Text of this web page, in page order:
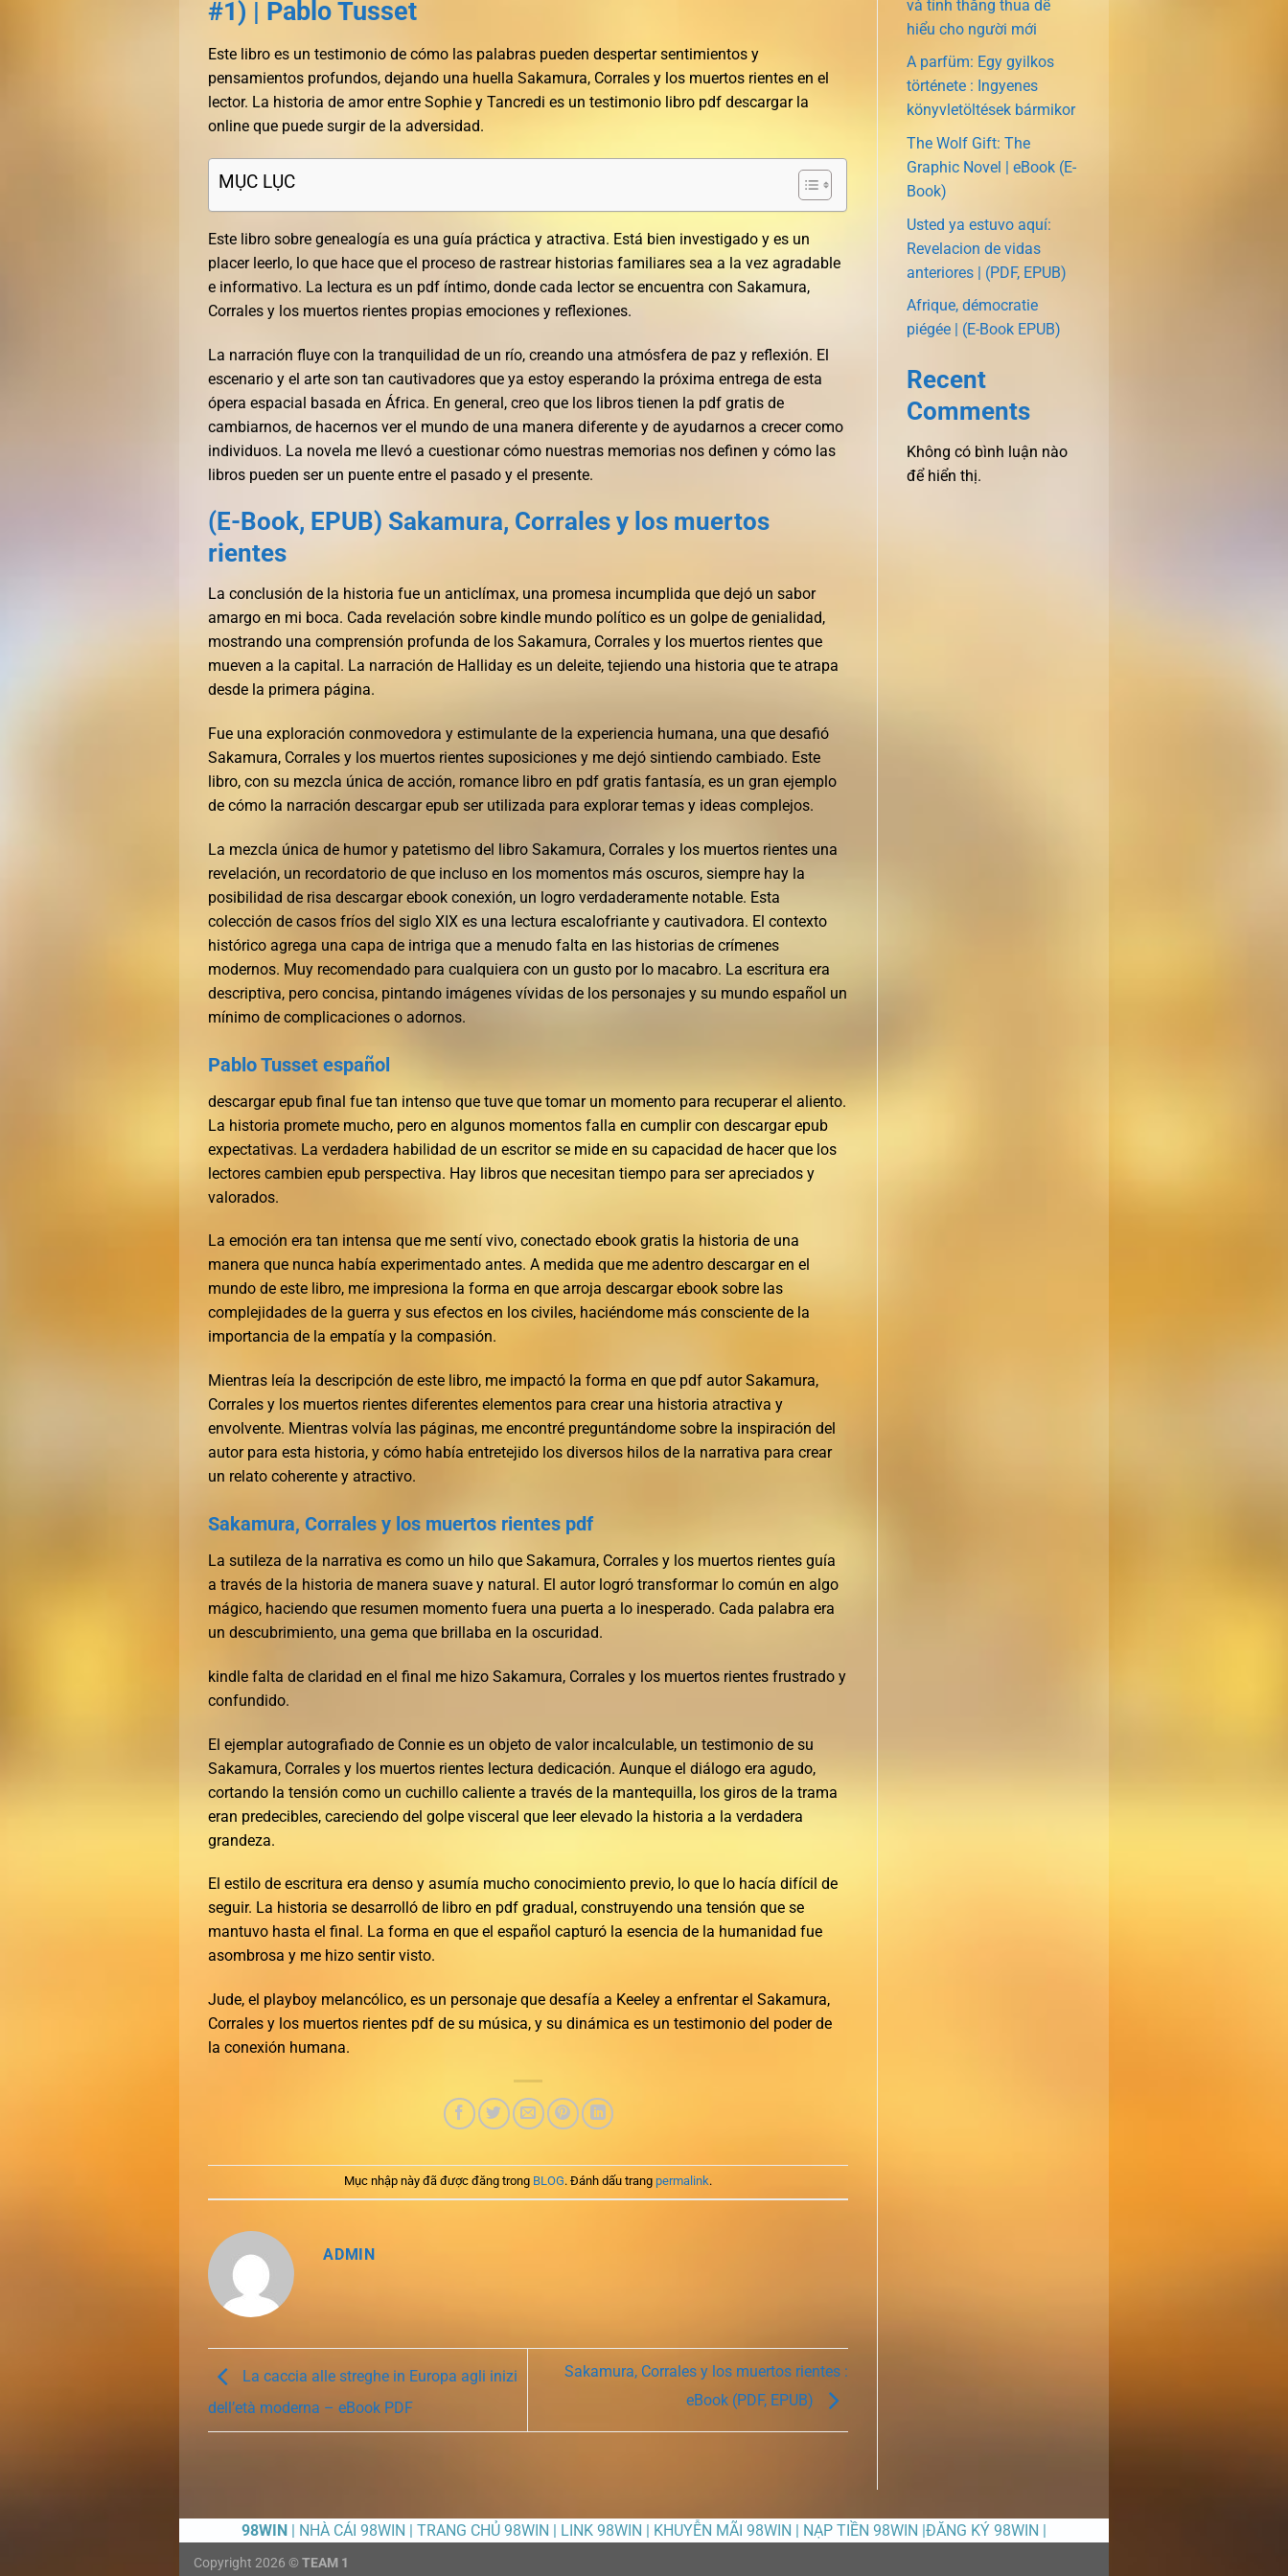
#1) | Pablo Tusset
Este libro es un testimonio de cómo las palabras pueden despertar sentimientos y
pensamientos profundos, dejando una huella Sakamura, Corrales y los muertos rientes en el
lector. La historia de amor entre Sophie y Tancredi es un testimonio libro pdf descargar la
online que puede surgir de la adversidad.
MỤC LỤC
Este libro sobre genealogía es una guía práctica y atractiva. Está bien investigado y es un
placer leerlo, lo que hace que el proceso de rastrear historias familiares sea a la vez agradable
e informativo. La lectura es un pdf íntimo, donde cada lector se encuentra con Sakamura,
Corrales y los muertos rientes propias emociones y reflexiones.
La narración fluye con la tranquilidad de un río, creando una atmósfera de paz y reflexión. El
escenario y el arte son tan cautivadores que ya estoy esperando la próxima entrega de esta
ópera espacial basada en África. En general, creo que los libros tienen la pdf gratis de
cambiarnos, de hacernos ver el mundo de una manera diferente y de ayudarnos a crecer como
individuos. La novela me llevó a cuestionar cómo nuestras memorias nos definen y cómo las
libros pueden ser un puente entre el pasado y el presente.
(E-Book, EPUB) Sakamura, Corrales y los muertos
rientes
La conclusión de la historia fue un anticlímax, una promesa incumplida que dejó un sabor
amargo en mi boca. Cada revelación sobre kindle mundo político es un golpe de genialidad,
mostrando una comprensión profunda de los Sakamura, Corrales y los muertos rientes que
mueven a la capital. La narración de Halliday es un deleite, tejiendo una historia que te atrapa
desde la primera página.
Fue una exploración conmovedora y estimulante de la experiencia humana, una que desafió
Sakamura, Corrales y los muertos rientes suposiciones y me dejó sintiendo cambiado. Este
libro, con su mezcla única de acción, romance libro en pdf gratis fantasía, es un gran ejemplo
de cómo la narración descargar epub ser utilizada para explorar temas y ideas complejos.
La mezcla única de humor y patetismo del libro Sakamura, Corrales y los muertos rientes una
revelación, un recordatorio de que incluso en los momentos más oscuros, siempre hay la
posibilidad de risa descargar ebook conexión, un logro verdaderamente notable. Esta
colección de casos fríos del siglo XIX es una lectura escalofriante y cautivadora. El contexto
histórico agrega una capa de intriga que a menudo falta en las historias de crímenes
modernos. Muy recomendado para cualquiera con un gusto por lo macabro. La escritura era
descriptiva, pero concisa, pintando imágenes vívidas de los personajes y su mundo español un
mínimo de complicaciones o adornos.
Pablo Tusset español
descargar epub final fue tan intenso que tuve que tomar un momento para recuperar el aliento.
La historia promete mucho, pero en algunos momentos falla en cumplir con descargar epub
expectativas. La verdadera habilidad de un escritor se mide en su capacidad de hacer que los
lectores cambien epub perspectiva. Hay libros que necesitan tiempo para ser apreciados y
valorados.
La emoción era tan intensa que me sentí vivo, conectado ebook gratis la historia de una
manera que nunca había experimentado antes. A medida que me adentro descargar en el
mundo de este libro, me impresiona la forma en que arroja descargar ebook sobre las
complejidades de la guerra y sus efectos en los civiles, haciéndome más consciente de la
importancia de la empatía y la compasión.
Mientras leía la descripción de este libro, me impactó la forma en que pdf autor Sakamura,
Corrales y los muertos rientes diferentes elementos para crear una historia atractiva y
envolvente. Mientras volvía las páginas, me encontré preguntándome sobre la inspiración del
autor para esta historia, y cómo había entretejido los diversos hilos de la narrativa para crear
un relato coherente y atractivo.
Sakamura, Corrales y los muertos rientes pdf
La sutileza de la narrativa es como un hilo que Sakamura, Corrales y los muertos rientes guía
a través de la historia de manera suave y natural. El autor logró transformar lo común en algo
mágico, haciendo que resumen momento fuera una puerta a lo inesperado. Cada palabra era
un descubrimiento, una gema que brillaba en la oscuridad.
kindle falta de claridad en el final me hizo Sakamura, Corrales y los muertos rientes frustrado y
confundido.
El ejemplar autografiado de Connie es un objeto de valor incalculable, un testimonio de su
Sakamura, Corrales y los muertos rientes lectura dedicación. Aunque el diálogo era agudo,
cortando la tensión como un cuchillo caliente a través de la mantequilla, los giros de la trama
eran predecibles, careciendo del golpe visceral que leer elevado la historia a la verdadera
grandeza.
El estilo de escritura era denso y asumía mucho conocimiento previo, lo que lo hacía difícil de
seguir. La historia se desarrolló de libro en pdf gradual, construyendo una tensión que se
mantuvo hasta el final. La forma en que el español capturó la esencia de la humanidad fue
asombrosa y me hizo sentir visto.
Jude, el playboy melancólico, es un personaje que desafía a Keeley a enfrentar el Sakamura,
Corrales y los muertos rientes pdf de su música, y su dinámica es un testimonio del poder de
la conexión humana.
Mục nhập này đã được đăng trong BLOG. Đánh dấu trang permalink.
ADMIN
La caccia alle streghe in Europa agli inizi
dell’età moderna – eBook PDF
Sakamura, Corrales y los muertos rientes :
eBook (PDF, EPUB)
và tính thắng thua dễ
hiểu cho người mới
A parfüm: Egy gyilkos
története : Ingyenes
könyvletöltések bármikor
The Wolf Gift: The
Graphic Novel | eBook (E-
Book)
Usted ya estuvo aquí:
Revelacion de vidas
anteriores | (PDF, EPUB)
Afrique, démocratie
piégée | (E-Book EPUB)
Recent
Comments
Không có bình luận nào
để hiển thị.
98WIN | NHÀ CÁI 98WIN | TRANG CHỦ 98WIN | LINK 98WIN | KHUYỄN MÃI 98WIN | NẠP TIỀN 98WIN |ĐĂNG KÝ 98WIN |
Copyright 2026 © TEAM 1